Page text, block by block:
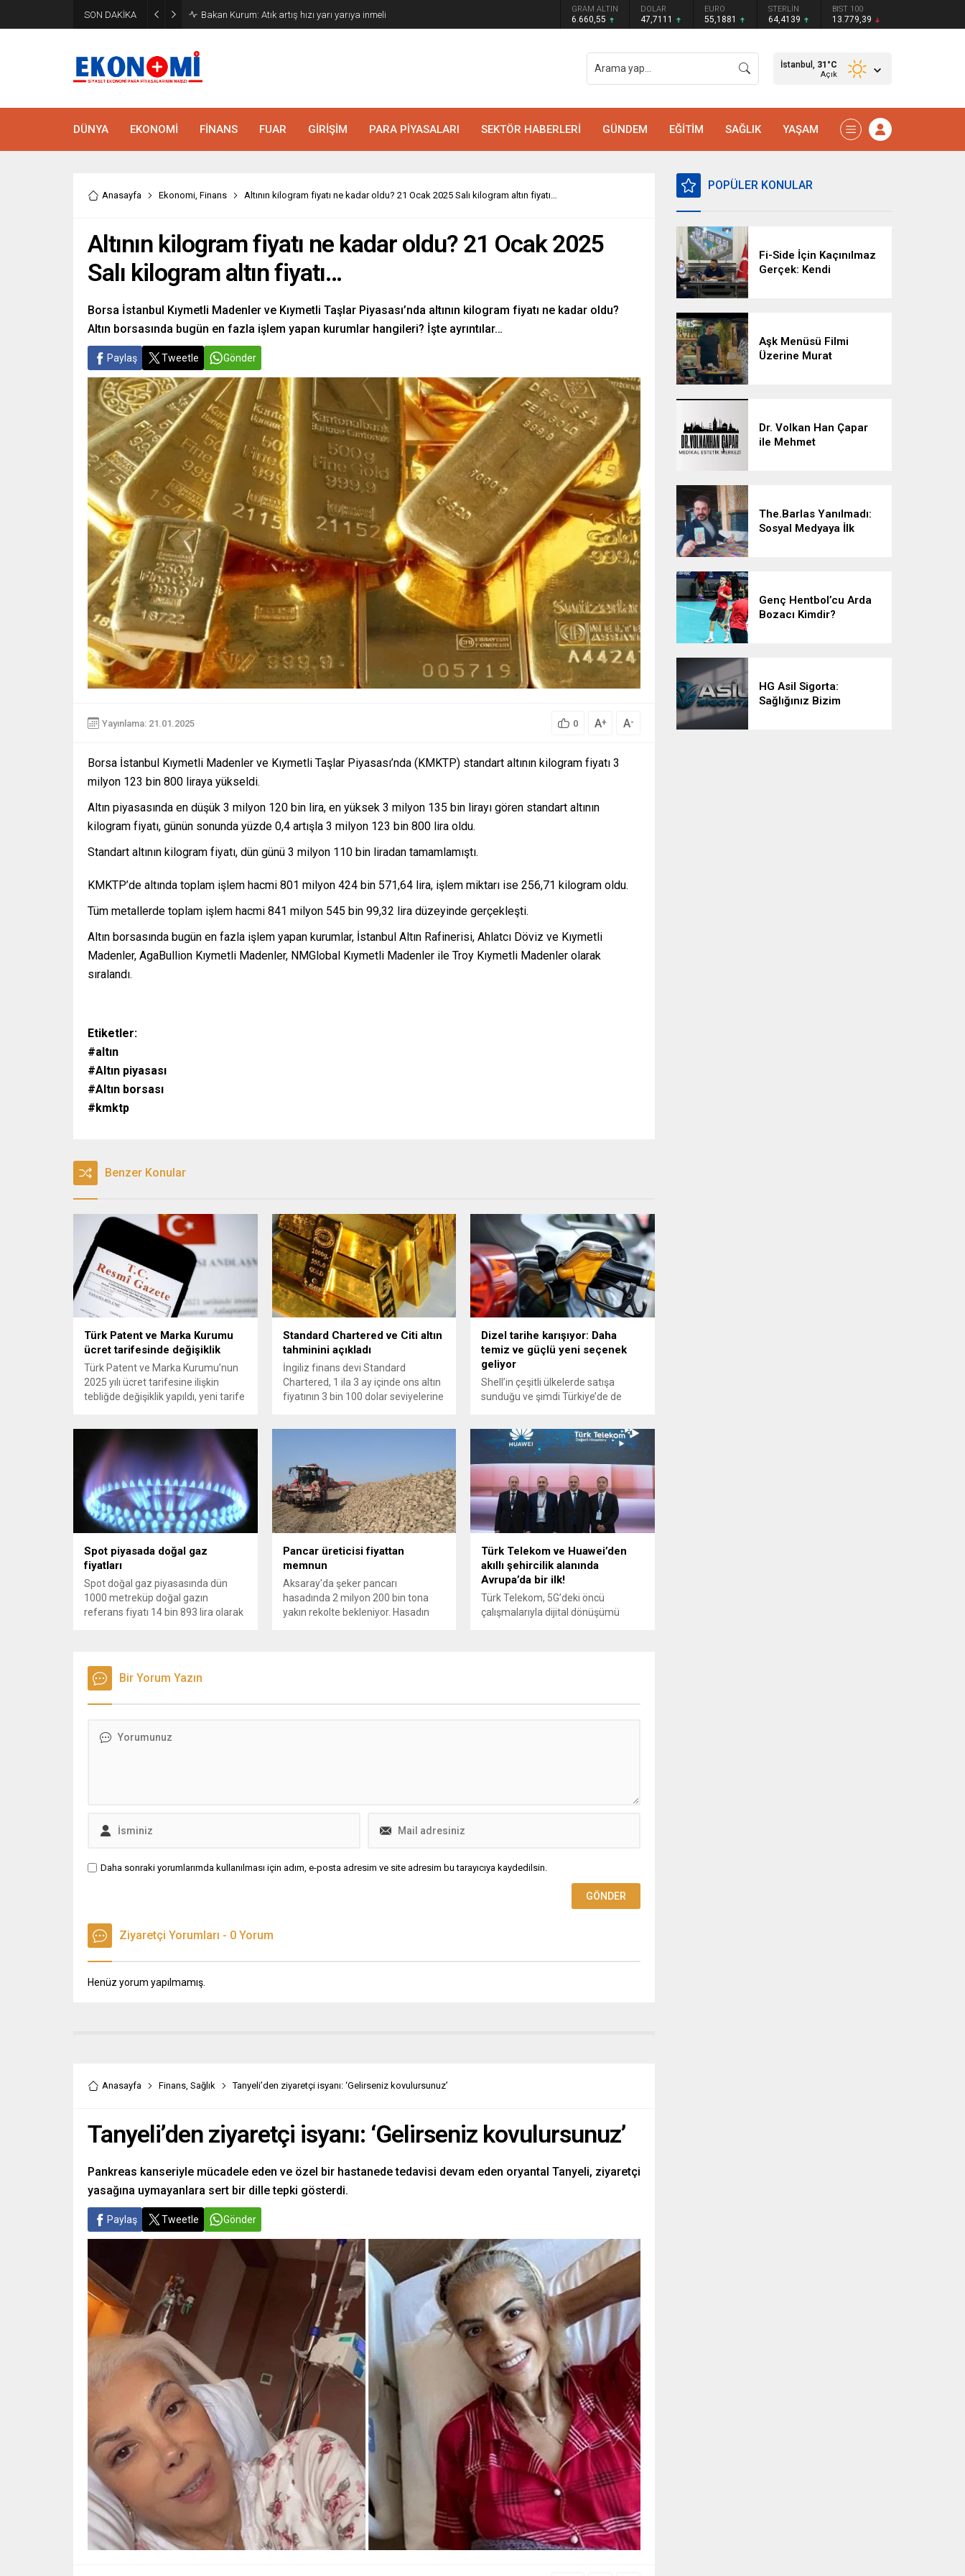
SON DAKİKA Bakan Kurum: Atık artış hızı yarı yarıya inmeli GRAM ALTIN
6.660,55
DOLAR
47,7111
EURO
55,1881
STERLİN
64,4139
BIST 100
13.779,39
İstanbul, 31 °C
Açık
DÜNYA EKONOMİ FİNANS FUAR GİRİŞİM PARA PİYASALARI SEKTÖR HABERLERİ GÜNDEM EĞİTİM SAĞLIK YAŞAM
Anasayfa Ekonomi, Finans Altının kilogram fiyatı ne kadar oldu? 21 Ocak 2025 Salı kilogram altın fiyatı…
Altının kilogram fiyatı ne kadar oldu? 21 Ocak 2025
Salı kilogram altın fiyatı…
Borsa İstanbul Kıymetli Madenler ve Kıymetli Taşlar Piyasası’nda altının kilogram fiyatı ne kadar oldu?
Altın borsasında bugün en fazla işlem yapan kurumlar hangileri? İşte ayrıntılar…
Paylaş Tweetle Gönder
Yayınlama: 21.01.2025 0 A+ A-
Borsa İstanbul Kıymetli Madenler ve Kıymetli Taşlar Piyasası’nda (KMKTP) standart altının kilogram fiyatı 3
milyon 123 bin 800 liraya yükseldi.
Altın piyasasında en düşük 3 milyon 120 bin lira, en yüksek 3 milyon 135 bin lirayı gören standart altının
kilogram fiyatı, günün sonunda yüzde 0,4 artışla 3 milyon 123 bin 800 lira oldu.
Standart altının kilogram fiyatı, dün günü 3 milyon 110 bin liradan tamamlamıştı.
KMKTP’de altında toplam işlem hacmi 801 milyon 424 bin 571,64 lira, işlem miktarı ise 256,71 kilogram oldu.
Tüm metallerde toplam işlem hacmi 841 milyon 545 bin 99,32 lira düzeyinde gerçekleşti.
Altın borsasında bugün en fazla işlem yapan kurumlar, İstanbul Altın Rafinerisi, Ahlatcı Döviz ve Kıymetli
Madenler, AgaBullion Kıymetli Madenler, NMGlobal Kıymetli Madenler ile Troy Kıymetli Madenler olarak
sıralandı.
Etiketler:
#altın
#Altın piyasası
#Altın borsası
#kmktp
Benzer Konular
Türk Patent ve Marka Kurumu
ücret tarifesinde değişiklik
Türk Patent ve Marka Kurumu’nun
2025 yılı ücret tarifesine ilişkin
tebliğde değişiklik yapıldı, yeni tarife
Standard Chartered ve Citi altın
tahminini açıkladı
İngiliz finans devi Standard
Chartered, 1 ila 3 ay içinde ons altın
fiyatının 3 bin 100 dolar seviyelerine
Dizel tarihe karışıyor: Daha
temiz ve güçlü yeni seçenek
geliyor
Shell’in çeşitli ülkelerde satışa
sunduğu ve şimdi Türkiye’de de
Gazdan Sıvıya) yakıt, özellikle dizel
araç sahiplerinin ilgisini çekiyor. Peki
bu yakıt tam olarak nedir, normal
dizelden farkı ne, avantajları neler
ve Türkiye’de ne zaman
yaygınlaşacak?
Spot piyasada doğal gaz
fiyatları
Spot doğal gaz piyasasında dün
1000 metreküp doğal gazın
referans fiyatı 14 bin 893 lira olarak
Pancar üreticisi fiyattan
memnun
Aksaray'da şeker pancarı
hasadında 2 milyon 200 bin tona
yakın rekolte bekleniyor. Hasadın
Türk Telekom ve Huawei’den
akıllı şehircilik alanında
Avrupa’da bir ilk!
Türk Telekom, 5G’deki öncü
çalışmalarıyla dijital dönüşümü
Bir Yorum Yazın
Daha sonraki yorumlarımda kullanılması için adım, e-posta adresim ve site adresim bu tarayıcıya kaydedilsin.
Ziyaretçi Yorumları - 0 Yorum
Henüz yorum yapılmamış.
Anasayfa Finans Sağlık Tanyeli’den ziyaretçi isyanı: ‘Gelirseniz kovulursunuz’
Tanyeli’den ziyaretçi isyanı: ‘Gelirseniz kovulursunuz’
Pankreas kanseriyle mücadele eden ve özel bir hastanede tedavisi devam eden oryantal Tanyeli, ziyaretçi
yasağına uymayanlara sert bir dille tepki gösterdi.
Paylaş Tweetle Gönder
POPÜLER KONULAR
Fi-Side İçin Kaçınılmaz
Gerçek: Kendi
Aşk Menüsü Filmi
Üzerine Murat
Dr. Volkan Han Çapar
ile Mehmet
The.Barlas Yanılmadı:
Sosyal Medyaya İlk
Genç Hentbol’cu Arda
Bozacı Kimdir?
HG Asil Sigorta:
Sağlığınız Bizim